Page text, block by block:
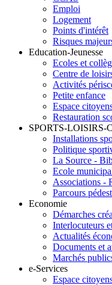
Emploi
Logement
Points d'intérêt
Risques
Education-Jeunesse
Ecoles et
Centre de
Activités
Petite enfance
Espace
Restauration
SPORTS-LOISIRS-
Installations
Politique
La Source -
Ecole
Associations -
Parcours
Economie
Démarches
Interlocuteurs
Actualités
Documents et
Marchés
e-Services
Espace